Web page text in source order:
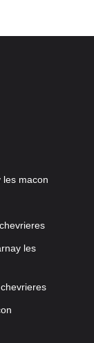
les macon
les